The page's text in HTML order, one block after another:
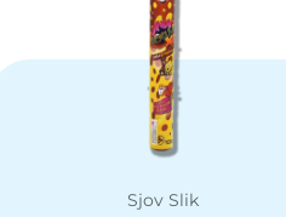
Sjov Slik